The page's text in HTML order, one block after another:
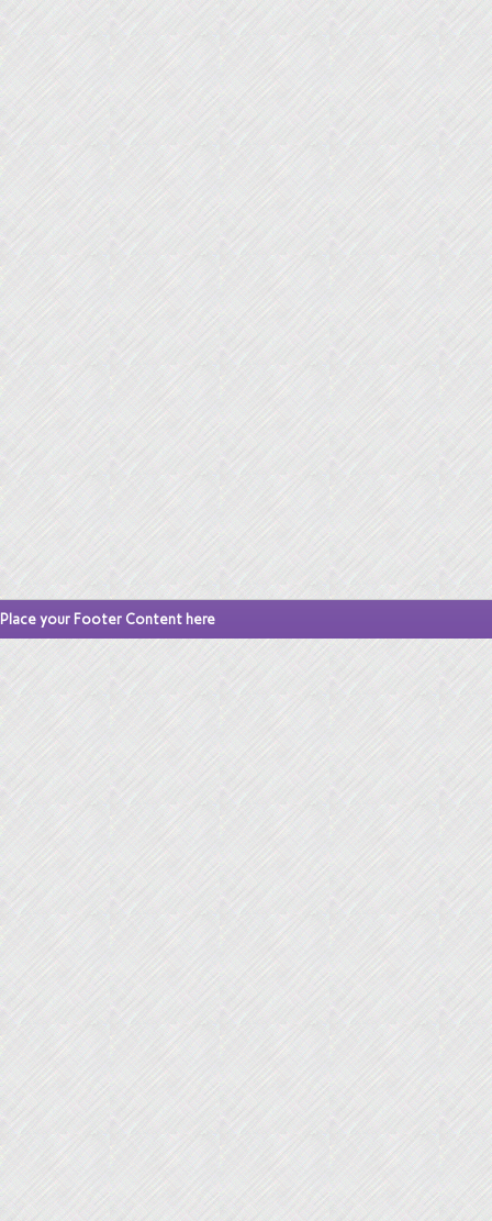
Place your Footer Content here